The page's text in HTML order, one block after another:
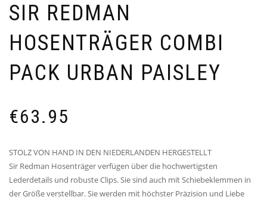
SIR REDMAN
HOSENTRÄGER COMBI
PACK URBAN PAISLEY
€63.95
STOLZ VON HAND IN DEN NIEDERLANDEN HERGESTELLT
Sir Redman Hosenträger verfügen über die hochwertigsten
Lederdetails und robuste Clips. Sie sind auch mit Schiebeklemmen in
der Größe verstellbar. Sie werden mit höchster Präzision und Liebe